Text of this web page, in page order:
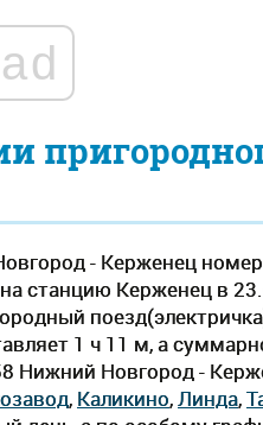
- Керженец
станцию Керженец в
1 ч 11 м, а
Нижний Новгород -
, Каликино,Линда,
ad